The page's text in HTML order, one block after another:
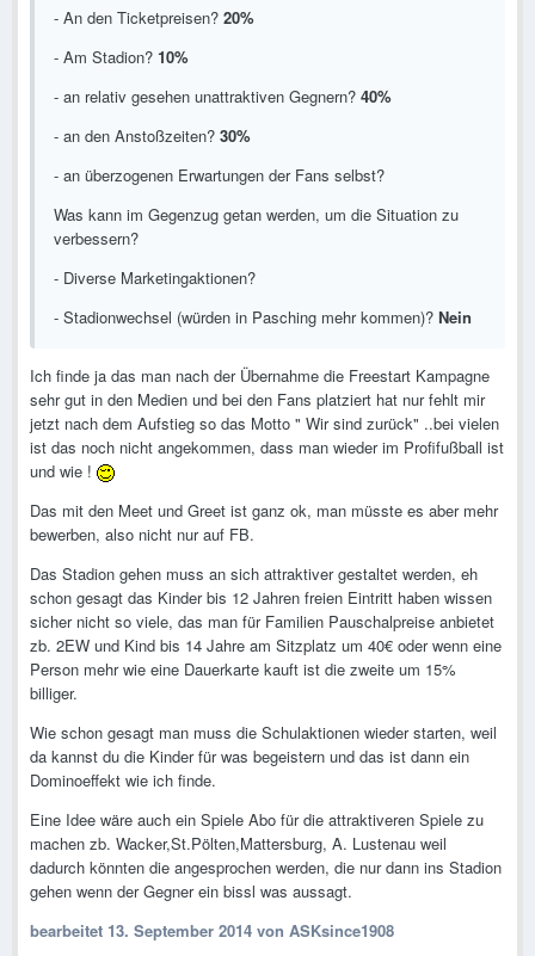
- An den Ticketpreisen? 20%
- Am Stadion? 10%
- an relativ gesehen unattraktiven Gegnern? 40%
- an den Anstoßzeiten? 30%
- an überzogenen Erwartungen der Fans selbst?
Was kann im Gegenzug getan werden, um die Situation zu
verbessern?
- Diverse Marketingaktionen?
- Stadionwechsel (würden in Pasching mehr kommen)? Nein
Ich finde ja das man nach der Übernahme die Freestart Kampagne
sehr gut in den Medien und bei den Fans platziert hat nur fehlt mir
jetzt nach dem Aufstieg so das Motto " Wir sind zurück" ..bei vielen
ist das noch nicht angekommen, dass man wieder im Profifußball ist
und wie !
Das mit den Meet und Greet ist ganz ok, man müsste es aber mehr
bewerben, also nicht nur auf FB.
Das Stadion gehen muss an sich attraktiver gestaltet werden, eh
schon gesagt das Kinder bis 12 Jahren freien Eintritt haben wissen
sicher nicht so viele, das man für Familien Pauschalpreise anbietet
zb. 2EW und Kind bis 14 Jahre am Sitzplatz um 40€ oder wenn eine
Person mehr wie eine Dauerkarte kauft ist die zweite um 15%
billiger.
Wie schon gesagt man muss die Schulaktionen wieder starten, weil
da kannst du die Kinder für was begeistern und das ist dann ein
Dominoeffekt wie ich finde.
Eine Idee wäre auch ein Spiele Abo für die attraktiveren Spiele zu
machen zb. Wacker,St.Pölten,Mattersburg, A. Lustenau weil
dadurch könnten die angesprochen werden, die nur dann ins Stadion
gehen wenn der Gegner ein bissl was aussagt.
bearbeitet 13. September 2014 von ASKsince1908